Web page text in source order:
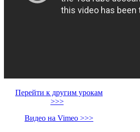
Перейти к другим урокам
>>>
Видео на Vimeo >>>